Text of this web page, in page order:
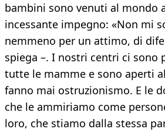
bambini sono venuti al mondo
incessante impegno: «Non mi
nemmeno per un attimo, di
spiega –. I nostri centri ci sono
tutte le mamme e sono aperti
fanno mai ostruzionismo. E le
che le ammiriamo come
loro, che stiamo dalla stessa